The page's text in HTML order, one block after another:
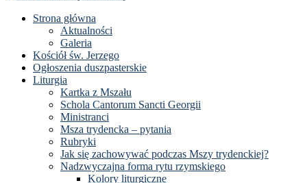
Strona główna
Aktualności
Galeria
Kościół św. Jerzego
Ogłoszenia duszpasterskie
Liturgia
Kartka z Mszału
Schola Cantorum Sancti Georgii
Ministranci
Msza trydencka – pytania
Rubryki
Jak się zachowywać podczas Mszy trydenckiej?
Nadzwyczajna forma rytu rzymskiego
Kolory liturgiczne